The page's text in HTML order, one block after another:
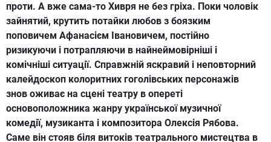
проти. А вже сама-то Хивря не без гріха. Поки чоловік
зайнятий, крутить потайки любов з боязким
поповичем Афанасієм Івановичем, постійно
ризикуючи і потрапляючи в найнеймовірніші і
комічніші ситуації. Справжній яскравий і неповторний
калейдоскоп колоритних гоголівських персонажів
знов оживає на сцені театру в опереті
основоположника жанру української музичної
комедії, музиканта і композитора Олексія Рябова.
Саме він стояв біля витоків театрального мистецтва в